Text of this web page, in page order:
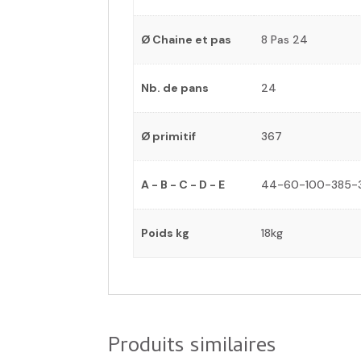
Ø Chaine et pas 8 Pas 24
Nb. de pans 24
Ø primitif 367
A - B - C - D - E 44-60-100-385-
Poids kg 18kg
Produits similaires